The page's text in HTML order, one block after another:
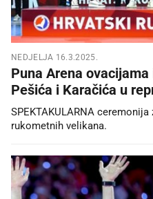
NEDJELJA 16.3.2025.
Puna Arena
Pešića i Karačića u
SPEKTAKULARNA
rukometnih velikana.